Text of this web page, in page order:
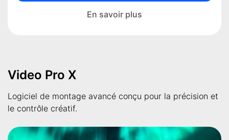
En savoir plus
Video Pro X
Logiciel de montage avancé conçu pour la précision et
le contrôle créatif.